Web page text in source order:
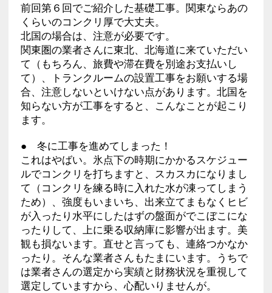
前回第６回でご紹介した基礎工事。関東ならあの
くらいのコンクリ厚で大丈夫。
北国の場合は、注意が必要です。
関東圏の業者さんに東北、北海道に来ていただい
て（もちろん、旅費や滞在費を別途お支払いし
て）、トランクルームの設置工事をお願いする場
合、注意しないといけない点があります。北国を
知らない方が工事をすると、こんなことが起こり
ます。
● 冬に工事を進めてしまった！
これはやばい。氷点下の時期にかかるスケジュー
ルでコンクリを打ちますと、スカスカになりまし
て（コンクリを練る時に入れた水が凍ってしまう
ため）、強度もいまいち、出来立てまもなくヒビ
が入ったり水平にしたはずの盤面がでこぼこにな
ったりして、上に乗る収納庫に影響が出ます。美
観も損ないます。直せと言っても、連絡つかなか
ったり。そんな業者さんもたまにいます。うちで
は業者さんの選定から実績と財務状況を重視して
選定していますから、心配いりませんが。